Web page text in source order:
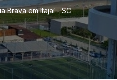
Brava em Itajaí - SC